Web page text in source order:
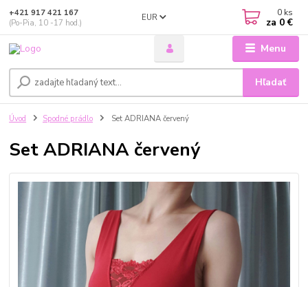
Menu
EUR
Hľadať
+421 917 421 167
(Po-Pia, 10 -17 hod.)
0 ks
za 0 €
Úvod Spodné prádlo Set ADRIANA červený
Set ADRIANA červený